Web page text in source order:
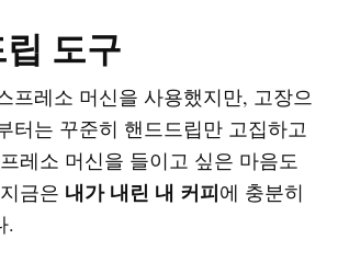
도구
프레소 머신을 사용했지만, 고장으
터는 꾸준히 핸드드립만 고집하고
레소 머신을 들이고 싶은 마음도
금은 내가 내린 내 커피에 충분히
.